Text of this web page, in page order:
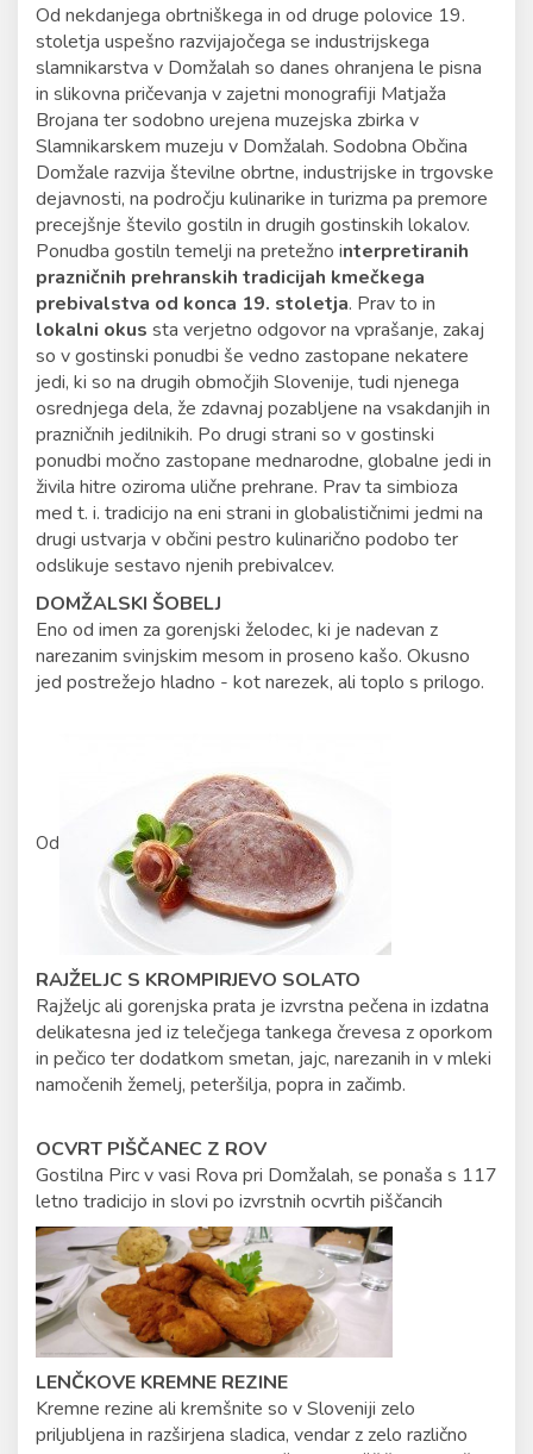
Od nekdanjega obrtniškega in od druge polovice 19.
stoletja uspešno razvijajočega se industrijskega
slamnikarstva v Domžalah so danes ohranjena le pisna
in slikovna pričevanja v zajetni monografiji Matjaža
Brojana ter sodobno urejena muzejska zbirka v
Slamnikarskem muzeju v Domžalah. Sodobna Občina
Domžale razvija številne obrtne, industrijske in trgovske
dejavnosti, na področju kulinarike in turizma pa premore
precejšnje število gostiln in drugih gostinskih lokalov.
Ponudba gostiln temelji na pretežno interpretiranih
prazničnih prehranskih tradicijah kmečkega
prebivalstva od konca 19. stoletja. Prav to in
lokalni okus sta verjetno odgovor na vprašanje, zakaj
so v gostinski ponudbi še vedno zastopane nekatere
jedi, ki so na drugih območjih Slovenije, tudi njenega
osrednjega dela, že zdavnaj pozabljene na vsakdanjih in
prazničnih jedilnikih. Po drugi strani so v gostinski
ponudbi močno zastopane mednarodne, globalne jedi in
živila hitre oziroma ulične prehrane. Prav ta simbioza
med t. i. tradicijo na eni strani in globalističnimi jedmi na
drugi ustvarja v občini pestro kulinarično podobo ter
odslikuje sestavo njenih prebivalcev.
DOMŽALSKI ŠOBELJ
Eno od imen za gorenjski želodec, ki je nadevan z
narezanim svinjskim mesom in proseno kašo. Okusno
jed postrežejo hladno - kot narezek, ali toplo s prilogo.
Od
RAJŽELJC S KROMPIRJEVO SOLATO
Rajželjc ali gorenjska prata je izvrstna pečena in izdatna
delikatesna jed iz telečjega tankega črevesa z oporkom
in pečico ter dodatkom smetan, jajc, narezanih in v mleki
namočenih žemelj, peteršilja, popra in začimb.
OCVRT PIŠČANEC Z ROV
Gostilna Pirc v vasi Rova pri Domžalah, se ponaša s 117
letno tradicijo in slovi po izvrstnih ocvrtih piščancih
LENČKOVE KREMNE REZINE
Kremne rezine ali kremšnite so v Sloveniji zelo
priljubljena in razširjena sladica, vendar z zelo različno